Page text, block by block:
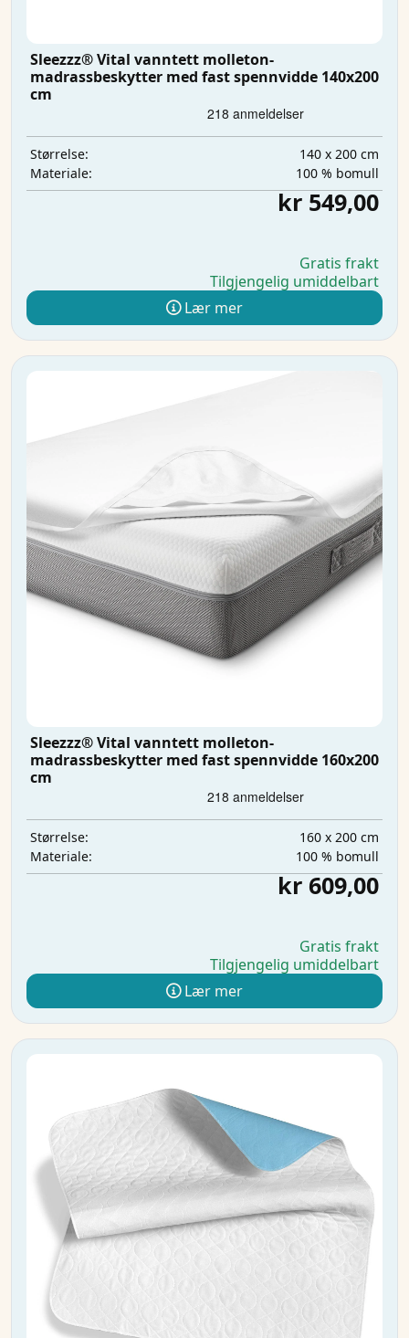
Sleezzz® Vital vanntett molleton-
madrassbeskytter med fast spennvidde 140x200
cm
Størrelse:
140 x 200 cm
Materiale:
100 % bomull
kr 549,00
Gratis frakt
Tilgjengelig umiddelbart
Lær mer
Sleezzz® Vital vanntett molleton-
madrassbeskytter med fast spennvidde 160x200
cm
Størrelse:
160 x 200 cm
Materiale:
100 % bomull
kr 609,00
Gratis frakt
Tilgjengelig umiddelbart
Lær mer